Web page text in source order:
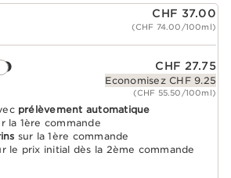
CHF 37.00
(CHF 74.00/100ml)
CHF 27.75
Economisez CHF 9.25
(CHF 55.50/100ml)
prélèvement automatique
la 1ère commande
sur la 1ère commande
le prix initial dès la 2ème commande